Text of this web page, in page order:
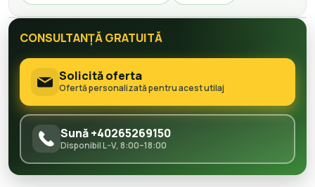
CONSULTANȚĂ GRATUITĂ
Solicită oferta
Ofertă personalizată pentru acest utilaj
Sună +40265269150
Disponibil L–V, 8:00–18:00